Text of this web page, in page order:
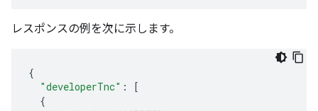
レスポンスの例を次に示します。
{
"developerTnc" :
[
  {